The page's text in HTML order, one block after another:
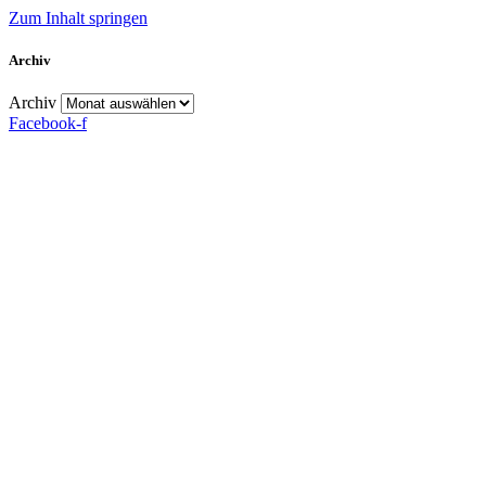
Zum Inhalt springen
Archiv
Archiv
Facebook-f